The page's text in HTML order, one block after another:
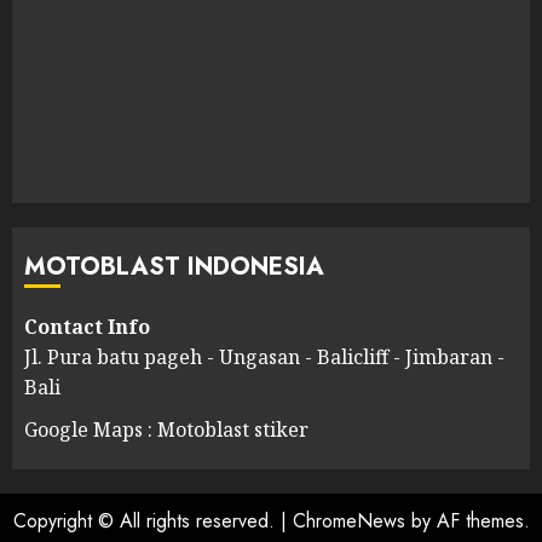
MOTOBLAST INDONESIA
Contact Info
Jl. Pura batu pageh - Ungasan - Balicliff - Jimbaran -
Bali
Google Maps : Motoblast stiker
Copyright © All rights reserved. | ChromeNews by AF themes.